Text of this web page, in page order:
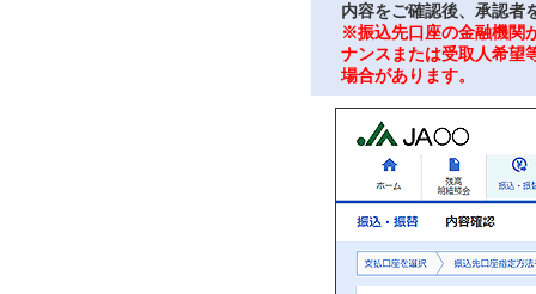
内容をご確認後、承認者
※振込先口座の金融機関
ナンスまたは受取人希望
場合があります。